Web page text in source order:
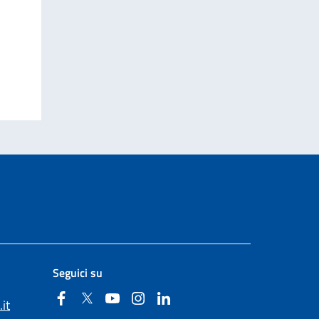
Seguici su
FacebookTwitterYouTubeInstagram